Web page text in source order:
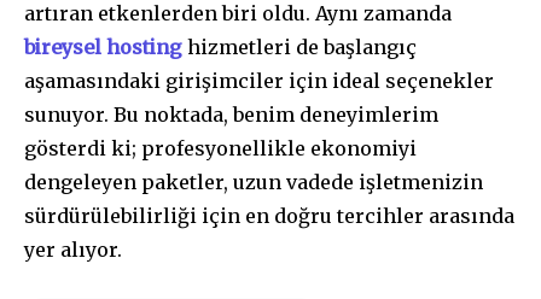
artıran etkenlerden biri oldu. Aynı zamanda
bireysel hosting hizmetleri de başlangıç
aşamasındaki girişimciler için ideal seçenekler
sunuyor. Bu noktada, benim deneyimlerim
gösterdi ki; profesyonellikle ekonomiyi
dengeleyen paketler, uzun vadede işletmenizin
sürdürülebilirliği için en doğru tercihler arasında
yer alıyor.